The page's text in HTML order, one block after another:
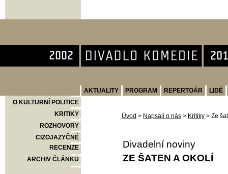
AKTUALITY PROGRAM REPERTOÁR
LIDÉ
O KULTURNÍ POLITICE
KRITIKY
ROZHOVORY
CIZOJAZYČNÉ
RECENZE
ARCHIV ČLÁNKŮ
Úvod > Napsali o nás > Kritiky > Ze
Divadelní noviny
ZE ŠATEN A OKOLÍ